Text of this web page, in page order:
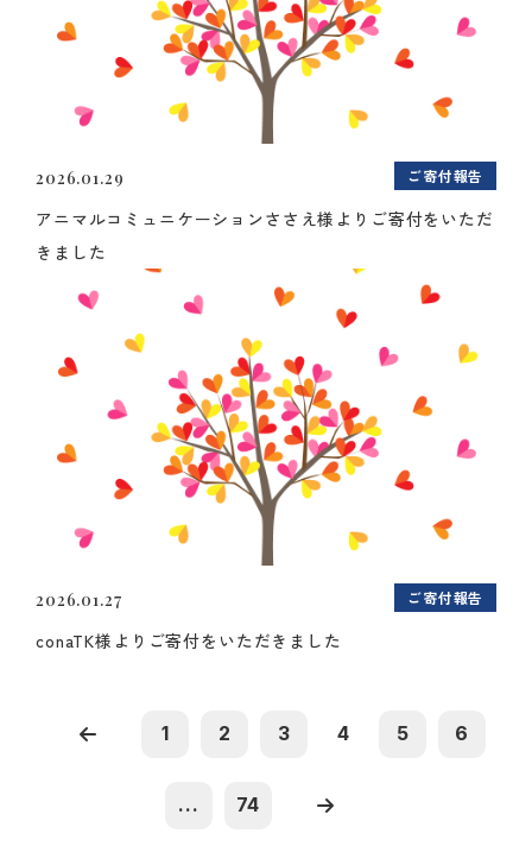
2026.01.29 ご寄付報告
アニマルコミュニケーションささえ様よりご寄付をいただ
きました
2026.01.27 ご寄付報告
conaTK様よりご寄付をいただきました
1 2 3 4 5 6
... 74